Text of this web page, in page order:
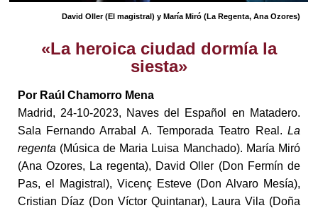
David Oller (El magistral) y María Miró (La Regenta, Ana Ozores)
«La heroica ciudad dormía la
siesta»
Por Raúl Chamorro Mena
Madrid, 24-10-2023, Naves del Español en Matadero.
Sala Fernando Arrabal A. Temporada Teatro Real. La
regenta (Música de Maria Luisa Manchado). María Miró
(Ana Ozores, La regenta), David Oller (Don Fermín de
Pas, el Magistral), Vicenç Esteve (Don Alvaro Mesía),
Cristian Díaz (Don Víctor Quintanar), Laura Vila (Doña